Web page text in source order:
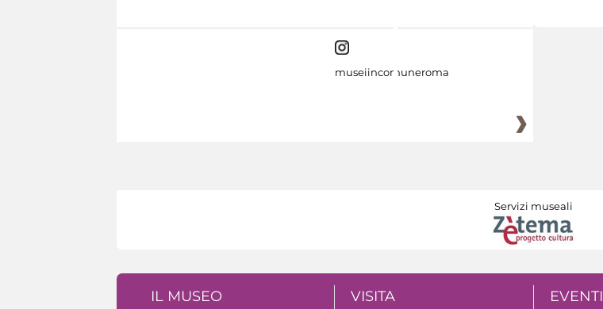
museiincomuneroma
Servizi museali
IL MUSEO VISITA EVENTI